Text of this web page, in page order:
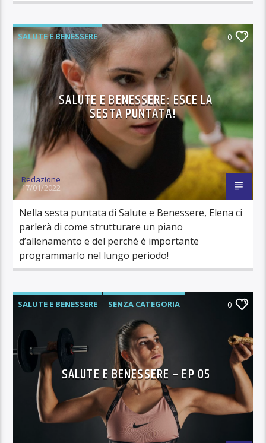
SALUTE E BENESSERE 0
SALUTE E BENESSERE: ESCE LA
SESTA PUNTATA!
Redazione
17/01/2022
Nella sesta puntata di Salute e Benessere, Elena ci
parlerà di come strutturare un piano
d’allenamento e del perché è importante
programmarlo nel lungo periodo!
SALUTE E BENESSERE SENZA CATEGORIA 0
SALUTE E BENESSERE – EP 05